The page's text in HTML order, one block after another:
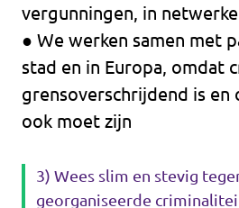
vergunningen, in
● We werken samen met
stad en in Europa, omdat
grensoverschrijdend is en
ook moet zijn
3) Wees slim en stevig
georganiseerde